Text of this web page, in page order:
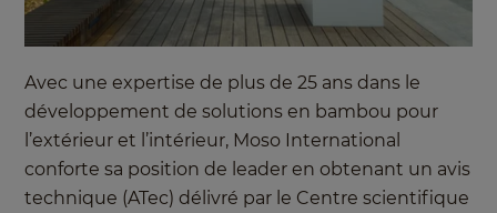
Avec une expertise de plus de 25 ans dans le
développement de solutions en bambou pour
l’extérieur et l’intérieur, Moso International
conforte sa position de leader en obtenant un avis
technique (ATec) délivré par le Centre scientifique